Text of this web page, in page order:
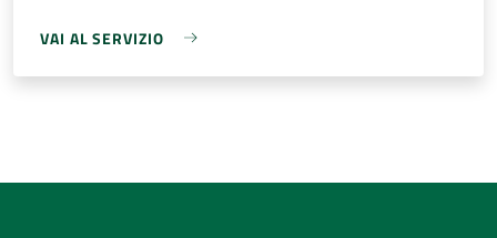
VAI AL SERVIZIO